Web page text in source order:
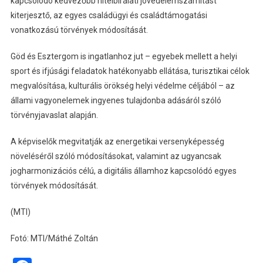
kiterjesztő, az egyes családügyi és családtámogatási
vonatkozású törvények módosítását.
Göd és Esztergom is ingatlanhoz jut – egyebek mellett a helyi
sport és ifjúsági feladatok hatékonyabb ellátása, turisztikai célok
megvalósítása, kulturális örökség helyi védelme céljából – az
állami vagyonelemek ingyenes tulajdonba adásáról szóló
törvényjavaslat alapján.
A képviselők megvitatják az energetikai versenyképesség
növeléséről szóló módosításokat, valamint az ugyancsak
jogharmonizációs célú, a digitális államhoz kapcsolódó egyes
törvények módosítását.
(MTI)
Fotó: MTI/Máthé Zoltán